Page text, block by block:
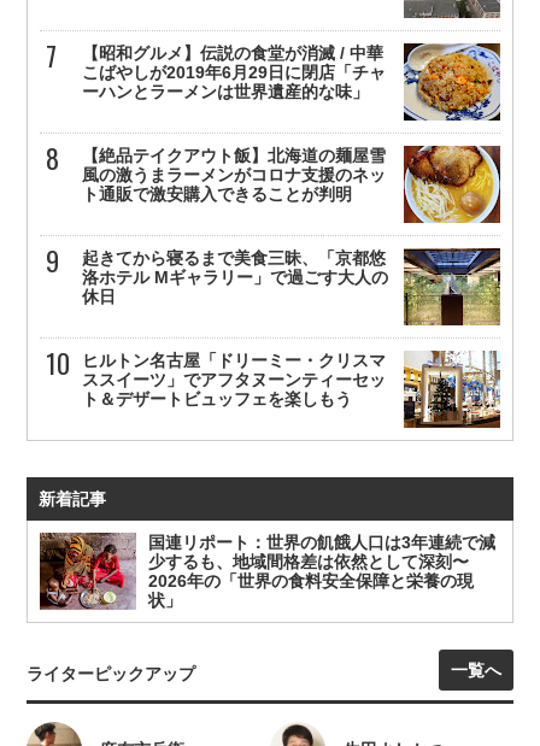
【昭和グルメ】伝説の食堂が消滅 / 中華
こばやしが2019年6月29日に閉店「チャ
ーハンとラーメンは世界遺産的な味」
【絶品テイクアウト飯】北海道の麺屋雪
風の激うまラーメンがコロナ支援のネッ
ト通販で激安購入できることが判明
起きてから寝るまで美食三昧、「京都悠
洛ホテル Mギャラリー」で過ごす大人の
休日
ヒルトン名古屋「ドリーミー・クリスマ
ススイーツ」でアフタヌーンティーセッ
ト＆デザートビュッフェを楽しもう
新着記事
国連リポート：世界の飢餓人口は3年連続で減
少するも、地域間格差は依然として深刻〜
2026年の「世界の食料安全保障と栄養の現
状」
ライターピックアップ 一覧へ